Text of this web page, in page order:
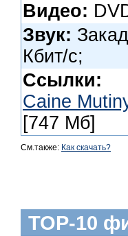
Видео:
Звук:
Кбит/с;
Ссылки:
Caine
[747 Мб]
См.также: Как скачать?
TOP-10